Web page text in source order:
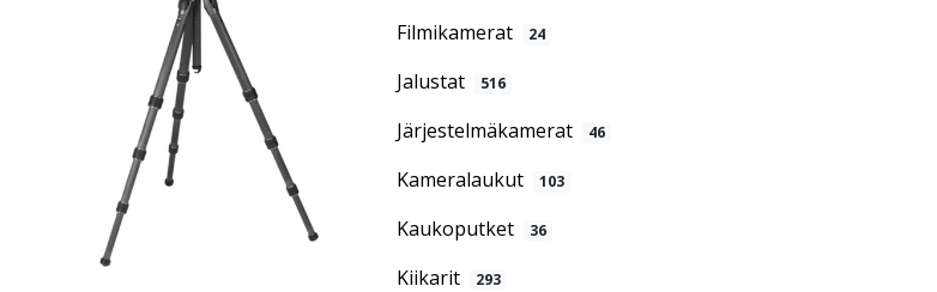
Filmikamerat 24
Jalustat 516
Järjestelmäkamerat 46
Kameralaukut 103
Kaukoputket 36
Kiikarit 293